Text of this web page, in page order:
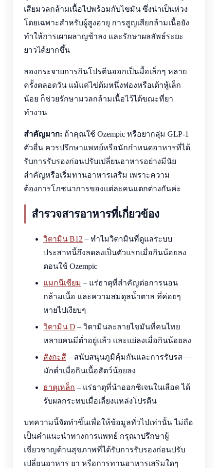
เสียมวลกล้ามเนื้อไปพร้อมกับไขมัน ซึ่งน่าเป็นห่วง
โดยเฉพาะสำหรับผู้สูงอายุ การสูญเสียกล้ามเนื้อยัง
ทำให้การเผาผลาญช้าลง และรักษาผลลัพธ์ระยะ
ยาวได้ยากขึ้น
ลองกระจายการกินโปรตีนออกเป็นมื้อเล็กๆ หลาย
ครั้งตลอดวัน แม้แค่ไข่ต้มหนึ่งฟองหรือเต้าหู้เล็ก
น้อย ก็ช่วยรักษามวลกล้ามเนื้อไว้ได้ขณะที่ยา
ทำงาน
สำคัญมาก: ถ้าคุณใช้ Ozempic หรือยากลุ่ม GLP-1
ตัวอื่น ควรปรึกษาแพทย์หรือนักกำหนดอาหารที่ได้
รับการรับรองก่อนปรับเปลี่ยนอาหารอย่างมีนัย
สำคัญหรือเริ่มทานอาหารเสริม เพราะความ
ต้องการโภชนาการของแต่ละคนแตกต่างกันค่ะ
สำรวจสารอาหารที่เกี่ยวข้อง
วิตามิน B12 – ทำไมวิตามินที่ดูแลระบบ
ประสาทนี้ถึงลดลงเป็นตัวแรกเมื่อกินน้อยลง
ตอนใช้ Ozempic
แมกนีเซียม – แร่ธาตุที่สำคัญต่อการนอน
กล้ามเนื้อ และความสมดุลน้ำตาล ที่ค่อยๆ
หายไปเงียบๆ
วิตามิน D – วิตามินละลายไขมันที่คนไทย
หลายคนมีต่ำอยู่แล้ว และแย่ลงเมื่อกินน้อยลง
สังกะสี – สนับสนุนภูมิคุ้มกันและการรับรส —
มักต่ำเมื่อกินเนื้อสัตว์น้อยลง
ธาตุเหล็ก – แร่ธาตุที่นำออกซิเจนในเลือด ได้
รับผลกระทบเมื่อเลี่ยงแหล่งโปรตีน
บทความนี้จัดทำขึ้นเพื่อให้ข้อมูลทั่วไปเท่านั้น ไม่ถือ
เป็นคำแนะนำทางการแพทย์ กรุณาปรึกษาผู้
เชี่ยวชาญด้านสุขภาพที่ได้รับการรับรองก่อนปรับ
เปลี่ยนอาหาร ยา หรือการทานอาหารเสริมใดๆ